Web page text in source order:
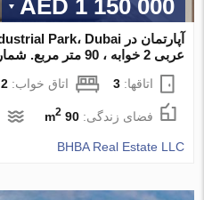
1 150 000 AED
عربی 2 خوابه ، 90 متر مربع. شماره 352996
اتاقها:3 اتاق خواب:2
فضای زندگی:90 m
2
BHBA Real Estate LLC